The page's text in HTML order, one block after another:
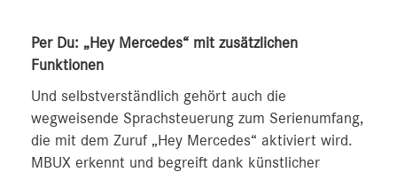
Per Du: „Hey Mercedes“ mit zusätzlichen
Funktionen
Und selbstverständlich gehört auch die
wegweisende Sprachsteuerung zum Serienumfang,
die mit dem Zuruf „Hey Mercedes“ aktiviert wird.
MBUX erkennt und begreift dank künstlicher